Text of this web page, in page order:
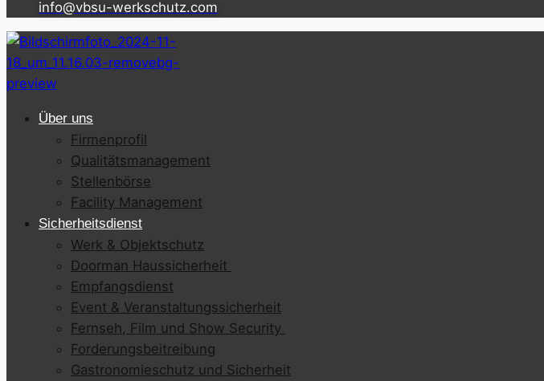
info@vbsu-werkschutz.com
Über uns
Firmenprofil
Qualitätsmanagement
Stellenbörse
Facility Management
Sicherheitsdienst
Werk & Objektschutz
Doorman Haussicherheit
Empfangsdienst
Event & Veranstaltungssicherheit
Fernseh, Film und Show Security
Forderungsbeitreibung
Gastronomieschutz und Sicherheit